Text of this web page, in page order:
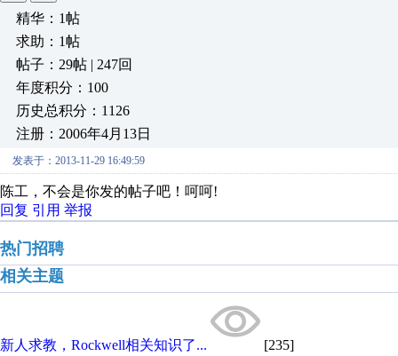
精华：1帖
求助：1帖
帖子：29帖 | 247回
年度积分：100
历史总积分：1126
注册：2006年4月13日
发表于：2013-11-29 16:49:59
陈工，不会是你发的帖子吧！呵呵!
回复 引用 举报
热门招聘
相关主题
新人求教，Rockwell相关知识了... [235]